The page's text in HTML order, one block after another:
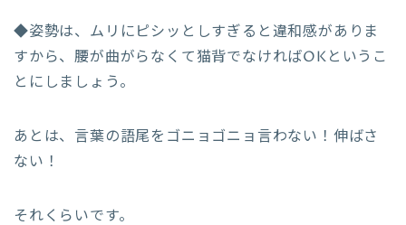
◆姿勢は、ムリにピシッとしすぎると違和感がありま
すから、腰が曲がらなくて猫背でなければOKというこ
とにしましょう。
あとは、言葉の語尾をゴニョゴニョ言わない！伸ばさ
ない！
それくらいです。